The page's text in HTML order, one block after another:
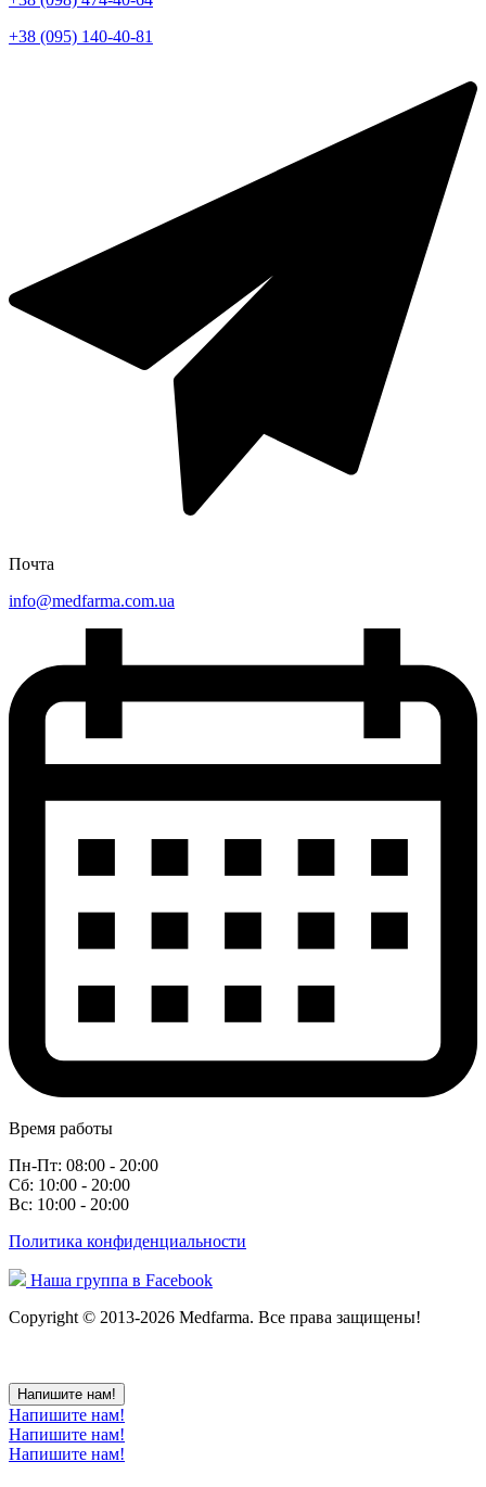
+38 (095) 140-40-81
Почта
info@medfarma.com.ua
Время работы
Пн-Пт: 08:00 - 20:00
Сб: 10:00 - 20:00
Вс: 10:00 - 20:00
Политика конфиденциальности
Наша группа в Facebook
Copyright © 2013-2026 Medfarma. Все права защищены!
Напишите нам!
Напишите нам!
Напишите нам!
Напишите нам!